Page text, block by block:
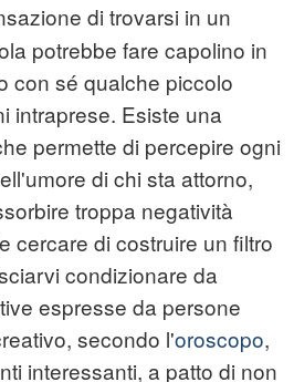
di trovarsi in un
potrebbe fare capolino in
con sé qualche piccolo
intraprese. Esiste una
permette di percepire ogni
di chi sta attorno,
troppa negatività
cercare di costruire un filtro
condizionare da
espresse da persone
secondo l'oroscopo,
interessanti, a patto di non